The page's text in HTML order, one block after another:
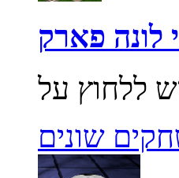
לונה פארק
שונים